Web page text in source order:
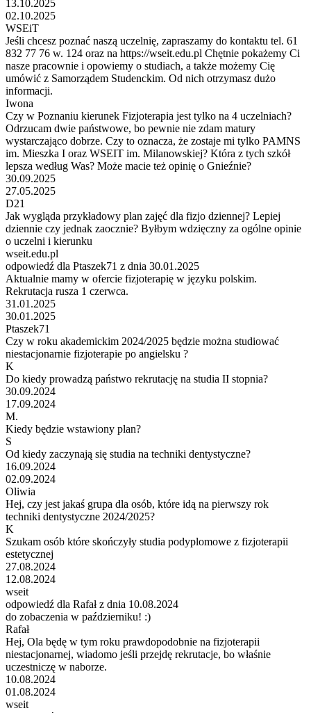
13.10.2025
02.10.2025
WSEiT
Jeśli chcesz poznać naszą uczelnię, zapraszamy do kontaktu tel. 61
832 77 76 w. 124 oraz na https://wseit.edu.pl Chętnie pokażemy Ci
nasze pracownie i opowiemy o studiach, a także możemy Cię
umówić z Samorządem Studenckim. Od nich otrzymasz dużo
informacji.
Iwona
Czy w Poznaniu kierunek Fizjoterapia jest tylko na 4 uczelniach?
Odrzucam dwie państwowe, bo pewnie nie zdam matury
wystarczająco dobrze. Czy to oznacza, że zostaje mi tylko PAMNS
im. Mieszka I oraz WSEIT im. Milanowskiej? Która z tych szkół
lepsza według Was? Może macie też opinię o Gnieźnie?
30.09.2025
27.05.2025
D21
Jak wygląda przykładowy plan zajęć dla fizjo dziennej? Lepiej
dziennie czy jednak zaocznie? Byłbym wdzięczny za ogólne opinie
o uczelni i kierunku
wseit.edu.pl
odpowiedź dla Ptaszek71 z dnia 30.01.2025
Aktualnie mamy w ofercie fizjoterapię w języku polskim.
Rekrutacja rusza 1 czerwca.
31.01.2025
30.01.2025
Ptaszek71
Czy w roku akademickim 2024/2025 będzie można studiować
niestacjonarnie fizjoterapie po angielsku ?
K
Do kiedy prowadzą państwo rekrutację na studia II stopnia?
30.09.2024
17.09.2024
M.
Kiedy będzie wstawiony plan?
S
Od kiedy zaczynają się studia na techniki dentystyczne?
16.09.2024
02.09.2024
Oliwia
Hej, czy jest jakaś grupa dla osób, które idą na pierwszy rok
techniki dentystyczne 2024/2025?
K
Szukam osób które skończyły studia podyplomowe z fizjoterapii
estetycznej
27.08.2024
12.08.2024
wseit
odpowiedź dla Rafał z dnia 10.08.2024
do zobaczenia w październiku! :)
Rafał
Hej, Ola będę w tym roku prawdopodobnie na fizjoterapii
niestacjonarnej, wiadomo jeśli przejdę rekrutacje, bo właśnie
uczestniczę w naborze.
10.08.2024
01.08.2024
wseit